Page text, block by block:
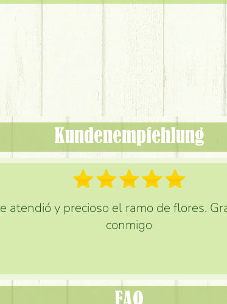
Kundenempfehlung
atendió y precioso el ramo de flores.
conmigo